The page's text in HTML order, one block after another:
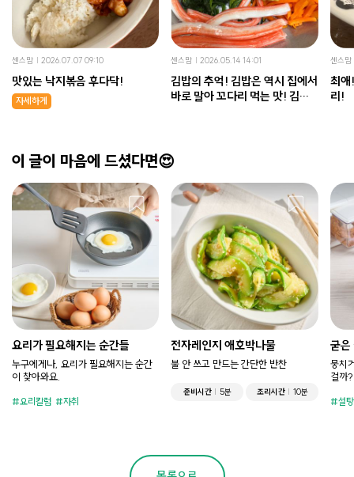
센스맘 2026.07.07 09:10
맛있는 낙지볶음 후다닥!
자세하게
센스맘 2026.05.14 14:01
김밥의 추억! 김밥은 역시 집에서
바로 말아 꼬다리 먹는 맛! 김밥
센스맘
최애! 진짜 너무 맛있는
리!
이 글이 마음에 드셨다면😍
요리가 필요해지는 순간들
누구에게나, 요리가 필요해지는 순간
이 찾아와요.
요리칼럼 자취
전자레인지 애호박나물
불 안 쓰고 만드는 간단한 반찬
준비시간 5분 조리시간 10분
굳은
뭉치
걸까?
설탕